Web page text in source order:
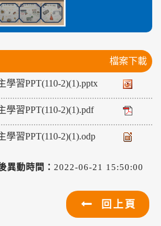
檔案下載
學習PPT(110-2)(1).pptx
學習PPT(110-2)(1).pdf
學習PPT(110-2)(1).odp
異動時間： 2022-06-21 15:50:00
回上頁